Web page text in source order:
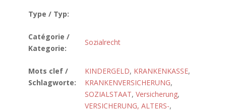
Type / Typ:
Catégorie /
Kategorie:
Sozialrecht
Mots clef /
Schlagworte:
KINDERGELD, KRANKENKASSE,
KRANKENVERSICHERUNG,
SOZIALSTAAT, Versicherung,
VERSICHERUNG, ALTERS-,